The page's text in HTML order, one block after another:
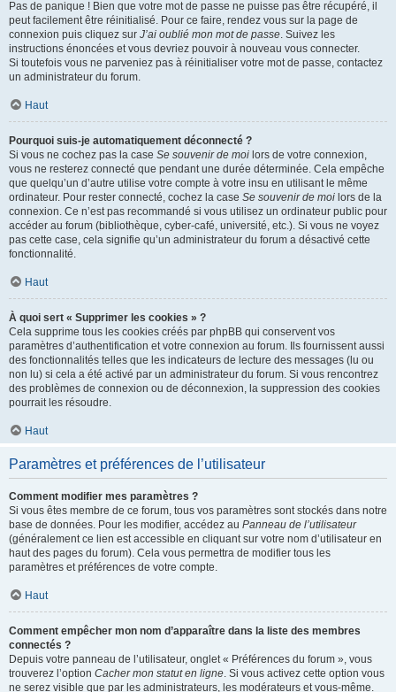
Pas de panique ! Bien que votre mot de passe ne puisse pas être récupéré, il
peut facilement être réinitialisé. Pour ce faire, rendez vous sur la page de
connexion puis cliquez sur J’ai oublié mon mot de passe. Suivez les
instructions énoncées et vous devriez pouvoir à nouveau vous connecter.
Si toutefois vous ne parveniez pas à réinitialiser votre mot de passe, contactez
un administrateur du forum.
Haut
Pourquoi suis-je automatiquement déconnecté ?
Si vous ne cochez pas la case Se souvenir de moi lors de votre connexion,
vous ne resterez connecté que pendant une durée déterminée. Cela empêche
que quelqu’un d’autre utilise votre compte à votre insu en utilisant le même
ordinateur. Pour rester connecté, cochez la case Se souvenir de moi lors de la
connexion. Ce n’est pas recommandé si vous utilisez un ordinateur public pour
accéder au forum (bibliothèque, cyber-café, université, etc.). Si vous ne voyez
pas cette case, cela signifie qu’un administrateur du forum a désactivé cette
fonctionnalité.
Haut
À quoi sert « Supprimer les cookies » ?
Cela supprime tous les cookies créés par phpBB qui conservent vos
paramètres d’authentification et votre connexion au forum. Ils fournissent aussi
des fonctionnalités telles que les indicateurs de lecture des messages (lu ou
non lu) si cela a été activé par un administrateur du forum. Si vous rencontrez
des problèmes de connexion ou de déconnexion, la suppression des cookies
pourrait les résoudre.
Haut
Paramètres et préférences de l’utilisateur
Comment modifier mes paramètres ?
Si vous êtes membre de ce forum, tous vos paramètres sont stockés dans notre
base de données. Pour les modifier, accédez au Panneau de l’utilisateur
(généralement ce lien est accessible en cliquant sur votre nom d’utilisateur en
haut des pages du forum). Cela vous permettra de modifier tous les
paramètres et préférences de votre compte.
Haut
Comment empêcher mon nom d’apparaître dans la liste des membres
connectés ?
Depuis votre panneau de l’utilisateur, onglet « Préférences du forum », vous
trouverez l’option Cacher mon statut en ligne. Si vous activez cette option vous
ne serez visible que par les administrateurs, les modérateurs et vous-même.